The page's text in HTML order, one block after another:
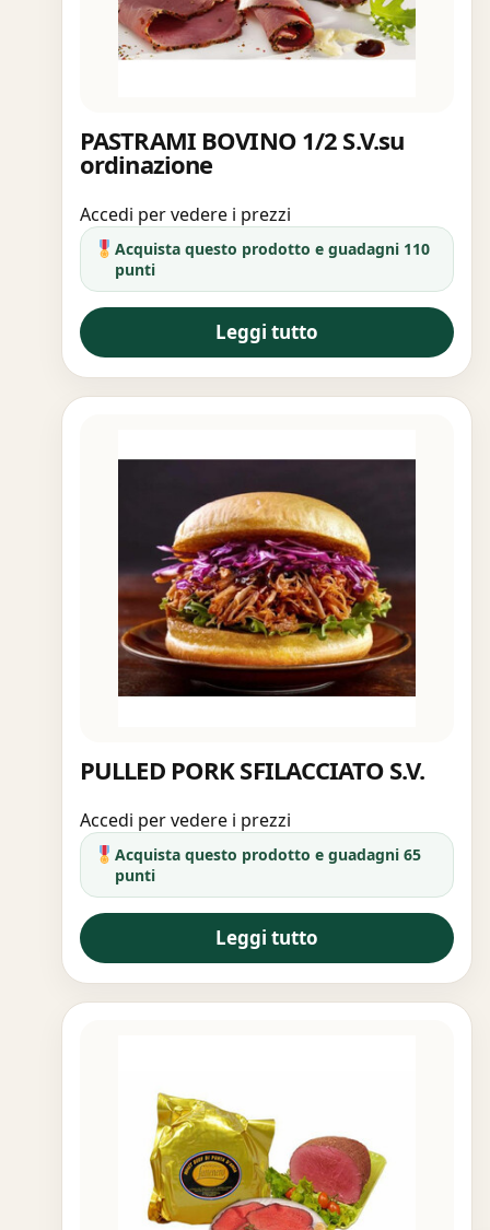
PASTRAMI BOVINO 1/2 S.V.su
ordinazione
Accedi per vedere i prezzi
Acquista questo prodotto e guadagni 110
punti
Leggi tutto
PULLED PORK SFILACCIATO S.V.
Accedi per vedere i prezzi
Acquista questo prodotto e guadagni 65
punti
Leggi tutto